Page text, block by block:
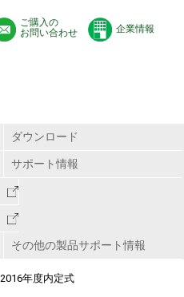
ご購入の
お問い合わせ
企業情報
ダウンロード
サポート情報
その他の製品サポート情報
2016年度内定式